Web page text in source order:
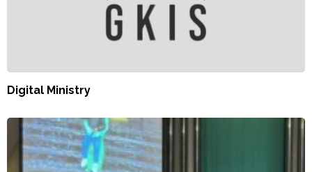
Digital Ministry